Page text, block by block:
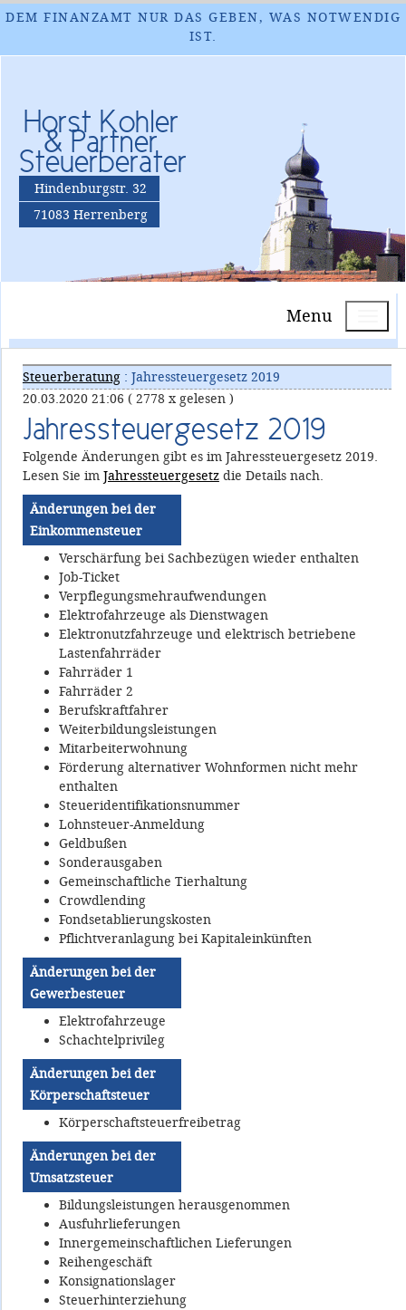
DEM FINANZAMT NUR DAS GEBEN, WAS NOTWENDIG
IST.
Horst Kohler
& Partner
Steuerberater
Hindenburgstr. 32
71083 Herrenberg
Menu
Steuerberatung: Jahressteuergesetz 2019
20.03.2020 21:06 ( 2778 x gelesen )
Jahressteuergesetz 2019
Folgende Änderungen gibt es im Jahressteuergesetz 2019.
Lesen Sie im Jahressteuergesetzdie Details nach.
Änderungen bei der
Einkommensteuer
Verschärfung bei Sachbezügen wieder enthalten
Job-Ticket
Verpflegungsmehraufwendungen
Elektrofahrzeuge als Dienstwagen
Elektronutzfahrzeuge und elektrisch betriebene
Lastenfahrräder
Fahrräder 1
Fahrräder 2
Berufskraftfahrer
Weiterbildungsleistungen
Mitarbeiterwohnung
Förderung alternativer Wohnformen nicht mehr
enthalten
Steueridentifikationsnummer
Lohnsteuer-Anmeldung
Geldbußen
Sonderausgaben
Gemeinschaftliche Tierhaltung
Crowdlending
Fondsetablierungskosten
Pflichtveranlagung bei Kapitaleinkünften
Änderungen bei der
Gewerbesteuer
Elektrofahrzeuge
Schachtelprivileg
Änderungen bei der
Körperschaftsteuer
Körperschaftsteuerfreibetrag
Änderungen bei der
Umsatzsteuer
Bildungsleistungen herausgenommen
Ausfuhrlieferungen
Innergemeinschaftlichen Lieferungen
Reihengeschäft
Konsignationslager
Steuerhinterziehung